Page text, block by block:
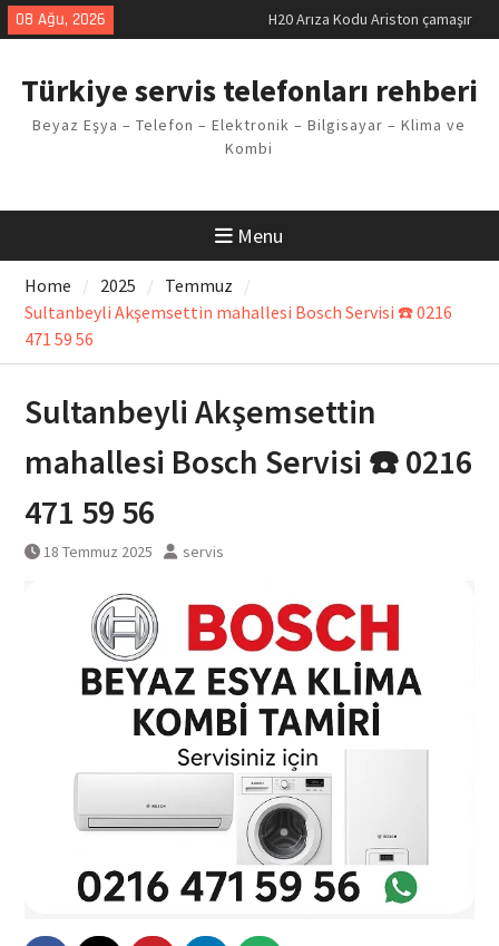
Skip
to
08 Ağu, 2026
makinesi Sorunu
Çözüm Yöntemleri
Vaillant çamaşır makinesi E03
Arıza Kodu
Türkiye servis telefonları rehberi
Beyaz Eşya – Telefon – Elektronik – Bilgisayar – Klima ve
Kombi
Menu
Home 2025
Temmuz
Sultanbeyli Akşemsettin mahallesi Bosch Servisi ☎️ 0216
471 59 56
Sultanbeyli Akşemsettin
mahallesi Bosch Servisi ☎️ 0216
471 59 56
18 Temmuz 2025 servis